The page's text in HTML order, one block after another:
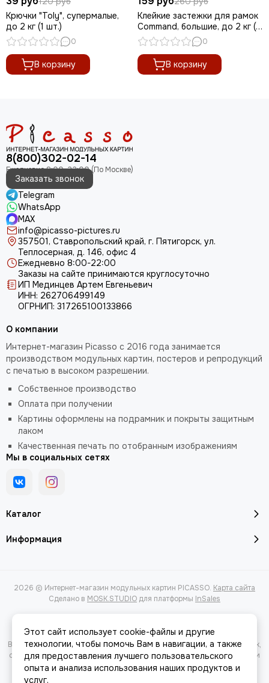
Крючки "Toly", супермалые,
до 2 кг (1 шт.)
0
В корзину
Клейкие застежки для рамок
Command, большие, до 2 кг (1
шт.)
0
В корзину
8(800)302-02-14
Заказать звонок
Telegram
WhatsApp
MAX
info@picasso-pictures.ru
357501, Ставропольский край, г. Пятигорск, ул.
Теплосерная, д. 146, офис 4
Ежедневно 8:00-22:00
Заказы на сайте принимаются круглосуточно
ИП Мединцев Артем Евгеньевич
ИНН: 262706499149
ОГРНИП: 317265100133866
Каталог
Информация
О компании
Интернет-магазин Picasso с 2016 года занимается
производством модульных картин, постеров и репродукций
с печатью в высоком разрешении.
Собственное производство
Оплата при получении
Картины оформлены на подрамник и покрыты защитным
лаком
Качественная печать по отобранным изображениям
Мы в социальных сетях
2026 © Интернет-магазин модульных картин PICASSO. Карта сайта
Сделано в MOSK.STUDIO для платформы InSales
Вся представленная на сайте информация, касающаяся характеристик,
стоимости товаров и услуг, носит информационный характер и ни при
каких условиях не является публичной офертой, определяемой
положениями Статьи 437(2) Гражданского кодекса РФ.
Этот сайт использует cookie-файлы и другие
технологии, чтобы помочь Вам в навигации, а также
для предоставления лучшего пользовательского
опыта и анализа использования наших продуктов и
услуг.